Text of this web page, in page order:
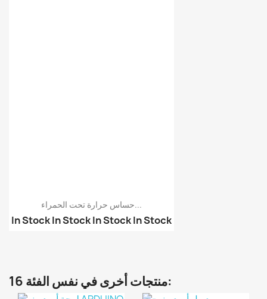
حساس حرارة تحت الحمراء...
In StockIn StockIn StockIn Stock
16 منتجات أخرى في نفس الفئة: